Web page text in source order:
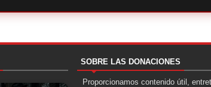
SOBRE LAS DONACIONES
Proporcionamos contenido útil,